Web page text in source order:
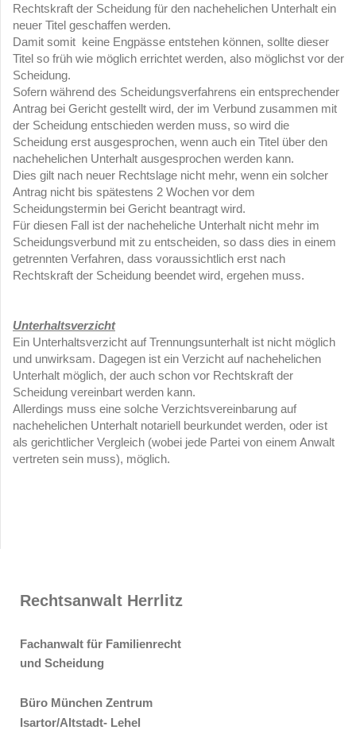
Rechtskraft der Scheidung für den nachehelichen Unterhalt ein
neuer Titel geschaffen werden.
Damit somit keine Engpässe entstehen können, sollte dieser
Titel so früh wie möglich errichtet werden, also möglichst vor der
Scheidung.
Sofern während des Scheidungsverfahrens ein entsprechender
Antrag bei Gericht gestellt wird, der im Verbund zusammen mit
der Scheidung entschieden werden muss, so wird die
Scheidung erst ausgesprochen, wenn auch ein Titel über den
nachehelichen Unterhalt ausgesprochen werden kann.
Dies gilt nach neuer Rechtslage nicht mehr, wenn ein solcher
Antrag nicht bis spätestens 2 Wochen vor dem
Scheidungstermin bei Gericht beantragt wird.
Für diesen Fall ist der nacheheliche Unterhalt nicht mehr im
Scheidungsverbund mit zu entscheiden, so dass dies in einem
getrennten Verfahren, dass voraussichtlich erst nach
Rechtskraft der Scheidung beendet wird, ergehen muss.
Unterhaltsverzicht
Ein Unterhaltsverzicht auf Trennungsunterhalt ist nicht möglich
und unwirksam. Dagegen ist ein Verzicht auf nachehelichen
Unterhalt möglich, der auch schon vor Rechtskraft der
Scheidung vereinbart werden kann.
Allerdings muss eine solche Verzichtsvereinbarung auf
nachehelichen Unterhalt notariell beurkundet werden, oder ist
als gerichtlicher Vergleich (wobei jede Partei von einem Anwalt
vertreten sein muss), möglich.
Rechtsanwalt Herrlitz
Fachanwalt für Familienrecht
und Scheidung
Büro München Zentrum
Isartor/Altstadt- Lehel